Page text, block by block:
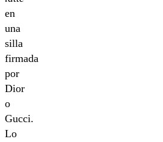
en
una
silla
firmada
por
Dior
o
Gucci.
Lo